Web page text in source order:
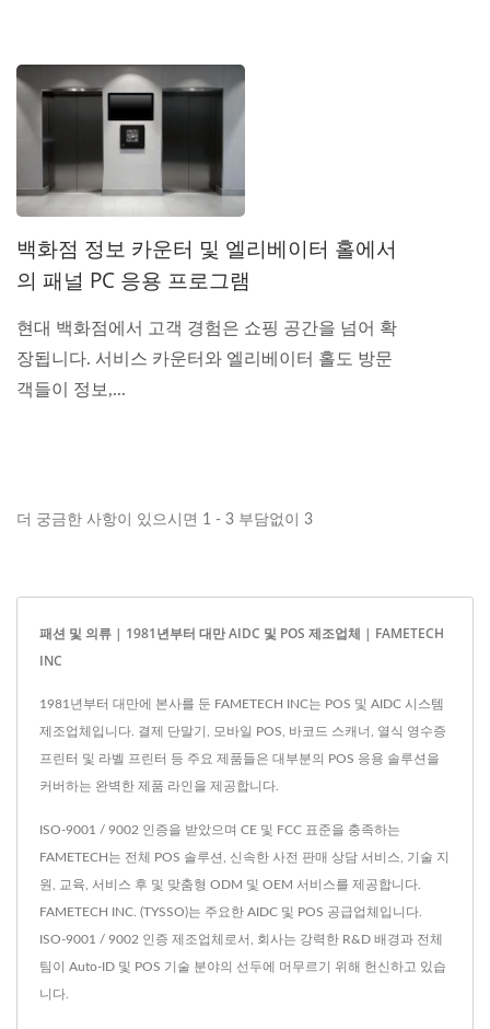
백화점 정보 카운터 및 엘리베이터 홀에서
의 패널 PC 응용 프로그램
현대 백화점에서 고객 경험은 쇼핑 공간을 넘어 확
장됩니다. 서비스 카운터와 엘리베이터 홀도 방문
객들이 정보,...
더 궁금한 사항이 있으시면 1 - 3 부담없이 3
패션 및 의류 | 1981년부터 대만 AIDC 및 POS 제조업체 | FAMETECH
INC
1981년부터 대만에 본사를 둔 FAMETECH INC는 POS 및 AIDC 시스템
제조업체입니다. 결제 단말기, 모바일 POS, 바코드 스캐너, 열식 영수증
프린터 및 라벨 프린터 등 주요 제품들은 대부분의 POS 응용 솔루션을
커버하는 완벽한 제품 라인을 제공합니다.
ISO-9001 / 9002 인증을 받았으며 CE 및 FCC 표준을 충족하는
FAMETECH는 전체 POS 솔루션, 신속한 사전 판매 상담 서비스, 기술 지
원, 교육, 서비스 후 및 맞춤형 ODM 및 OEM 서비스를 제공합니다.
FAMETECH INC. (TYSSO)는 주요한 AIDC 및 POS 공급업체입니다.
ISO-9001 / 9002 인증 제조업체로서, 회사는 강력한 R&D 배경과 전체
팀이 Auto-ID 및 POS 기술 분야의 선두에 머무르기 위해 헌신하고 있습
니다.